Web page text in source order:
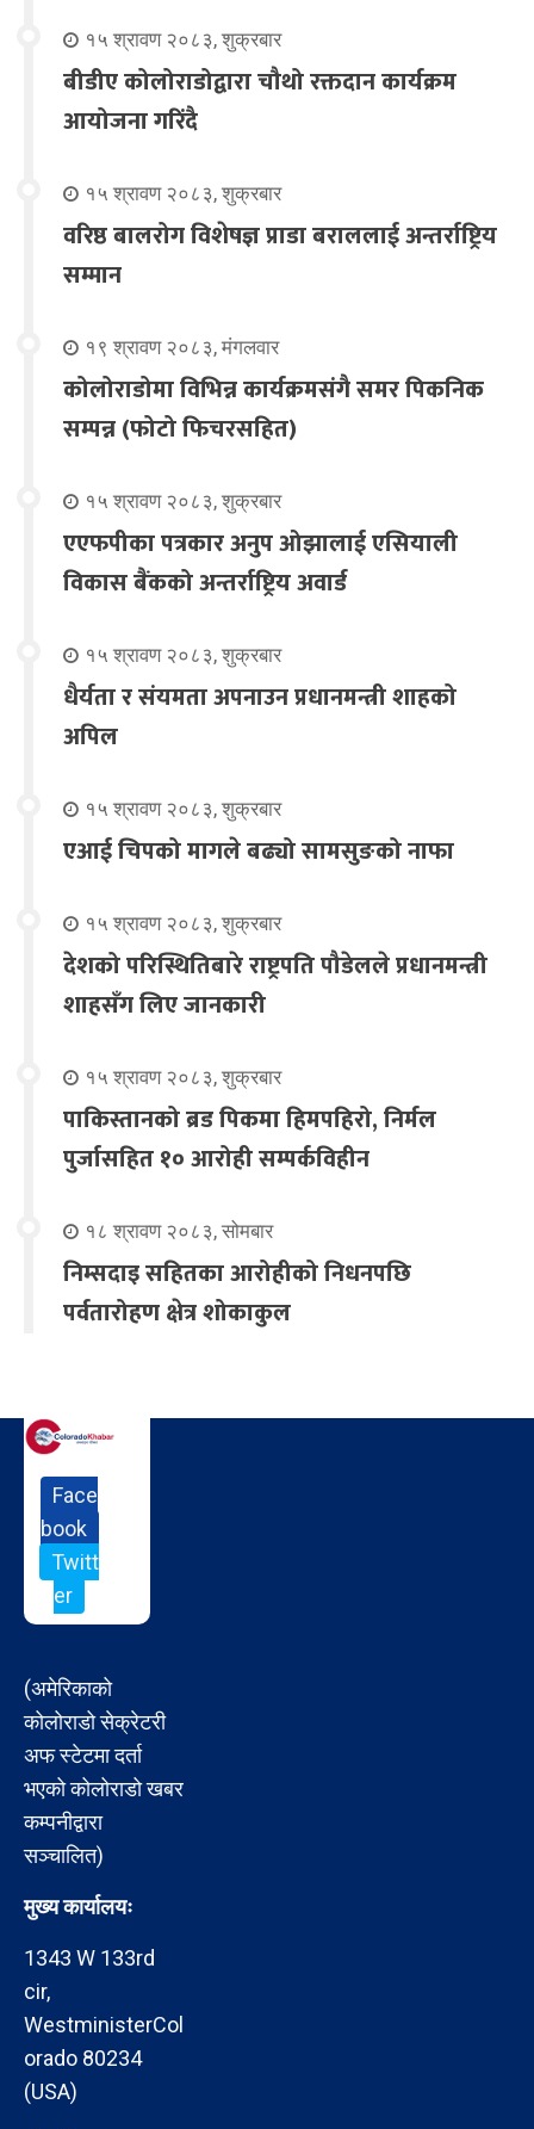
१५ श्रावण २०८३, शुक्रबार
बीडीए कोलोराडोद्वारा चौथो रक्तदान कार्यक्रम
आयोजना गरिंदै
१५ श्रावण २०८३, शुक्रबार
वरिष्ठ बालरोग विशेषज्ञ प्राडा बराललाई अन्तर्राष्ट्रिय
सम्मान
१९ श्रावण २०८३, मंगलवार
कोलोराडोमा विभिन्न कार्यक्रमसंगै समर पिकनिक
सम्पन्न (फोटो फिचरसहित)
१५ श्रावण २०८३, शुक्रबार
एएफपीका पत्रकार अनुप ओझालाई एसियाली
विकास बैंकको अन्तर्राष्ट्रिय अवार्ड
१५ श्रावण २०८३, शुक्रबार
धैर्यता र संयमता अपनाउन प्रधानमन्त्री शाहको
अपिल
१५ श्रावण २०८३, शुक्रबार
एआई चिपको मागले बढ्यो सामसुङको नाफा
१५ श्रावण २०८३, शुक्रबार
देशको परिस्थितिबारे राष्ट्रपति पौडेलले प्रधानमन्त्री
शाहसँग लिए जानकारी
१५ श्रावण २०८३, शुक्रबार
पाकिस्तानको ब्रड पिकमा हिमपहिरो, निर्मल
पुर्जासहित १० आरोही सम्पर्कविहीन
१८ श्रावण २०८३, सोमबार
निम्सदाइ सहितका आरोहीको निधनपछि
पर्वतारोहण क्षेत्र शोकाकुल
Face
book
Twitt
er
(अमेरिकाको
कोलोराडो सेक्रेटरी
अफ स्टेटमा दर्ता
भएको कोलोराडो खबर
कम्पनीद्वारा
सञ्चालित)
मुख्य कार्यालयः
1343 W 133rd
cir,
WestministerCol
orado 80234
(USA)